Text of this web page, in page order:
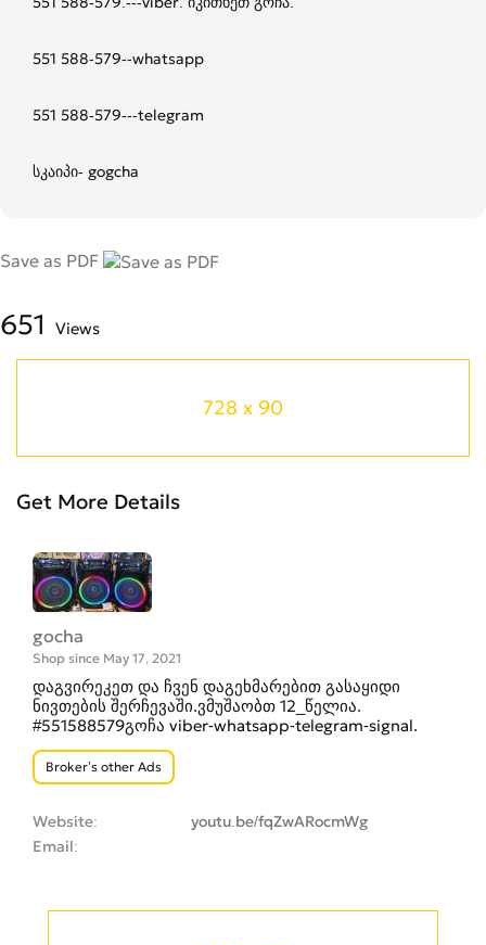
551 588-579--whatsapp
551 588-579---telegram
სკაიპი- gogcha
Save as PDF
651 Views
728 x 90
Get More Details
gocha
Shop since May 17, 2021
დაგვირეკეთ და ჩვენ დაგეხმარებით გასაყიდი
ნივთების შერჩევაში.ვმუშაობთ 12_წელია.
#551588579გოჩა viber-whatsapp-telegram-signal.
Broker’s other Ads
Website
youtu.be/fqZwARocmWg
Email